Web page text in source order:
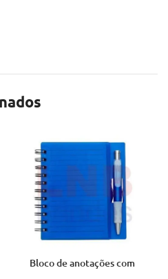
Bloco de anotações com